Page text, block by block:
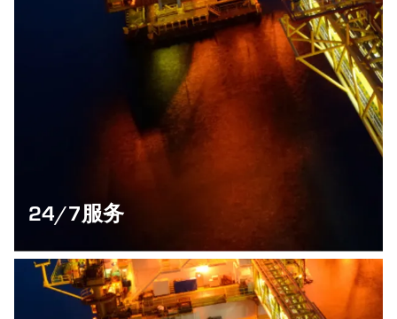
24/7服务
我们的专业工程师拥有齐全的设备，可为所有船舶、游艇和海
洋平台上的所有HVAC系统提供紧急现场服务和维护。我们还
可以为您提供您优化HVAC安装所需的任何备件。